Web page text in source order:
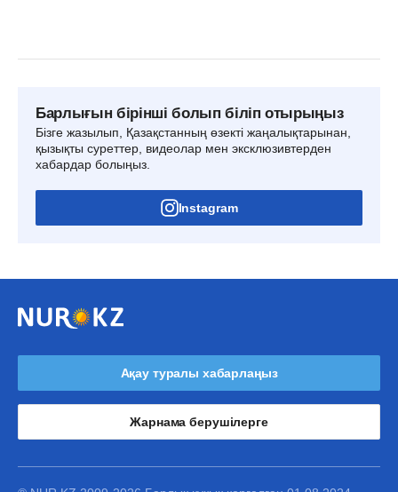
Барлығын бірінші болып біліп отырыңыз
Бізге жазылып, Қазақстанның өзекті жаңалықтарынан,
қызықты суреттер, видеолар мен эксклюзивтерден
хабардар болыңыз.
Instagram
Ақау туралы хабарлаңыз
Жарнама берушілерге